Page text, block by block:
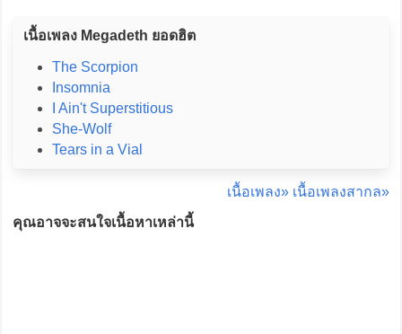
เนื้อเพลง Megadeth ยอดฮิต
The Scorpion
Insomnia
I Ain't Superstitious
She-Wolf
Tears in a Vial
เนื้อเพลง» เนื้อเพลงสากล»
คุณอาจจะสนใจเนื้อหาเหล่านี้